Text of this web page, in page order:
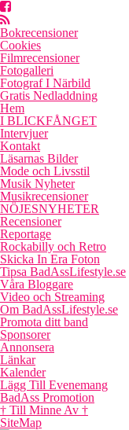
Bokrecensioner
Cookies
Filmrecensioner
Fotogalleri
Fotograf I Närbild
Gratis Nedladdning
Hem
I BLICKFÅNGET
Intervjuer
Kontakt
Läsarnas Bilder
Mode och Livsstil
Musik Nyheter
Musikrecensioner
NÖJESNYHETER
Recensioner
Reportage
Rockabilly och Retro
Skicka In Era Foton
Tipsa BadAssLifestyle.se
Våra Bloggare
Video och Streaming
Om BadAssLifestyle.se
Promota ditt band
Sponsorer
Annonsera
Länkar
Kalender
Lägg Till Evenemang
BadAss Promotion
† Till Minne Av †
SiteMap